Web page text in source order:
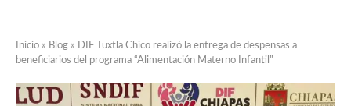
Inicio » Blog » DIF Tuxtla Chico realizó la entrega de despensas a
beneficiarios del programa “Alimentación Materno Infantil”